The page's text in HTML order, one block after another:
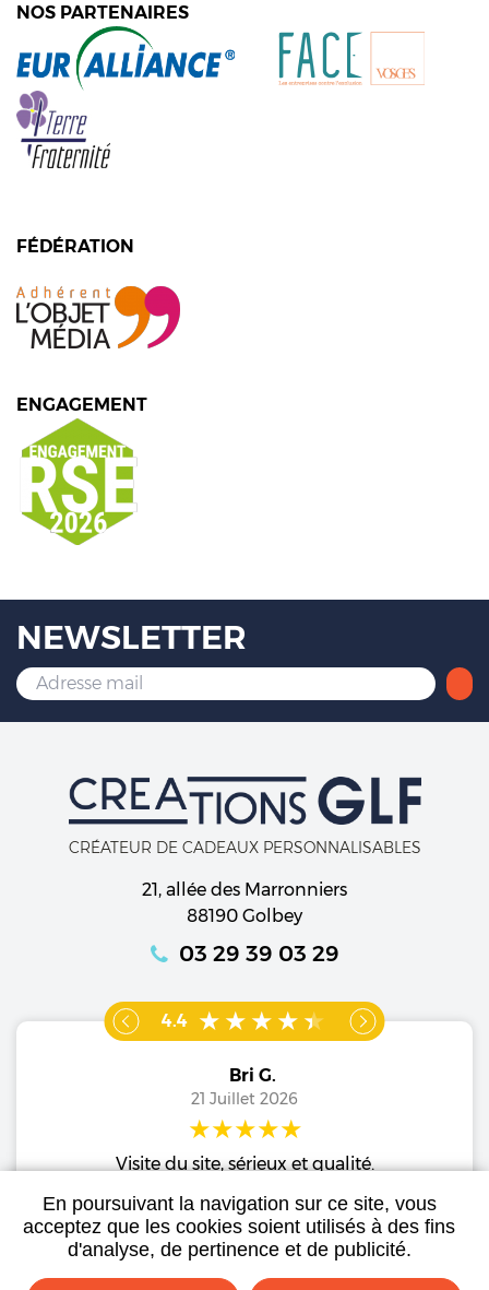
NOS PARTENAIRES
FÉDÉRATION
ENGAGEMENT
NEWSLETTER
CRÉATEUR DE CADEAUX PERSONNALISABLES
21, allée des Marronniers
88190 Golbey
03 29 39 03 29
4.4
Bri G.
21 Juillet 2026
Visite du site, sérieux et qualité.
En poursuivant la navigation sur ce site, vous
acceptez que les cookies soient utilisés à des fins
d'analyse, de pertinence et de publicité.